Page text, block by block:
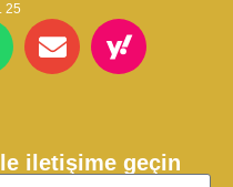
25
iletişime geçin